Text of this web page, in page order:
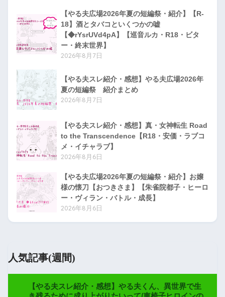
【やる夫広場2026年夏の短編祭・紹介】【R-
18】酒とタバコといくつかの嘘
【◆rYsrUVd4pA】【巡音ルカ・R18・ビタ
ー・終末世界】
2026年8月7日
【やる夫スレ紹介・感想】やる夫広場2026年
夏の短編祭 紹介まとめ
2026年8月7日
【やる夫スレ紹介・感想】真・女神転生 Road
to the Transcendence【R18・安価・ラブコ
メ・イチャラブ】
2026年8月6日
【やる夫広場2026年夏の短編祭・紹介】お嬢
様の懐刀【おつきさま】【朱雀院都子・ヒーロ
ー・ヴィラン・バトル・成長】
2026年8月6日
人気記事(週間)